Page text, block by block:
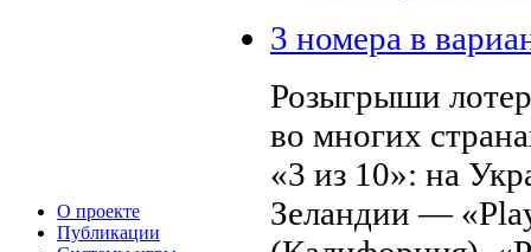
О проекте
Публикации
3 номера в
Розыгрыши
во многих
«3 из 10»: на
Зеландии —